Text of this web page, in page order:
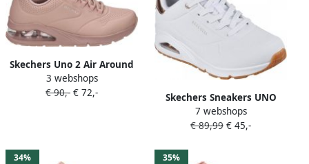
Skechers Uno 2 Air Around
You 155543 BLSH Roze
3 webshops
€ 90,- € 72,-
Skechers Sneakers UNO
GOLDEN AIR
Vrijetijdsschoen lage
7 webshops
€ 89,99 € 45,-
34% 35%